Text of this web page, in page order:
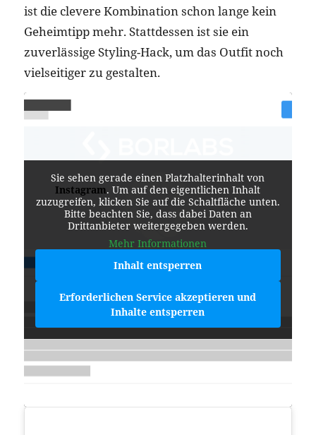
ist die clevere Kombination schon lange kein
Geheimtipp mehr. Stattdessen ist sie ein
zuverlässige Styling-Hack, um das Outfit noch
vielseitiger zu gestalten.
Sie sehen gerade einen Platzhalterinhalt von
Instagram. Um auf den eigentlichen Inhalt
zuzugreifen, klicken Sie auf die Schaltfläche unten.
Bitte beachten Sie, dass dabei Daten an
Drittanbieter weitergegeben werden.
Mehr Informationen
Inhalt entsperren
Erforderlichen Service akzeptieren und
Inhalte entsperren